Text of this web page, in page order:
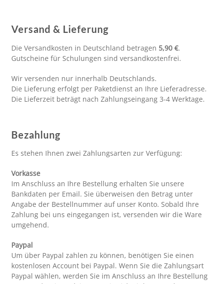
INDIVIDUELLES
KAFFEESCHULE
Versand & Lieferung
Die Versandkosten in Deutschland betragen 5,90 €.
Gutscheine für Schulungen sind versandkostenfrei.
Wir versenden nur innerhalb Deutschlands.
Die Lieferung erfolgt per Paketdienst an Ihre Lieferadresse.
Die Lieferzeit beträgt nach Zahlungseingang 3-4 Werktage.
Bezahlung
Es stehen Ihnen zwei Zahlungsarten zur Verfügung:
Vorkasse
Im Anschluss an Ihre Bestellung erhalten Sie unsere
Bankdaten per Email. Sie überweisen den Betrag unter
Angabe der Bestellnummer auf unser Konto. Sobald Ihre
Zahlung bei uns eingegangen ist, versenden wir die Ware
umgehend.
Paypal
Um über Paypal zahlen zu können, benötigen Sie einen
kostenlosen Account bei Paypal. Wenn Sie die Zahlungsart
Paypal wählen, werden Sie im Anschluss an Ihre Bestellung